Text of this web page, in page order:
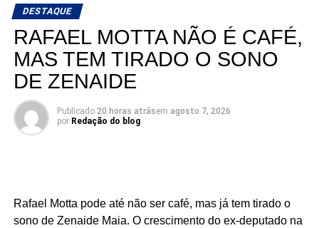
busca retornar à Assembleia Legislativa, segue
ampliando sua base de apoio e reunindo lideranças de
diferentes regiões e segmentos da sociedade em torno de
sua pré-candidatura.
DESTAQUE
RAFAEL MOTTA NÃO É CAFÉ,
MAS TEM TIRADO O SONO
DE ZENAIDE
Publicado 20 horas atrásem agosto 7, 2026
por Redação do blog
Rafael Motta pode até não ser café, mas já tem tirado o
sono de Zenaide Maia. O crescimento do ex-deputado na